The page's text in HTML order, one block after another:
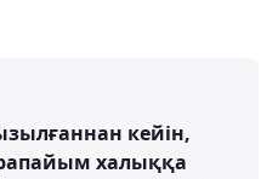
кейін,
халыққа